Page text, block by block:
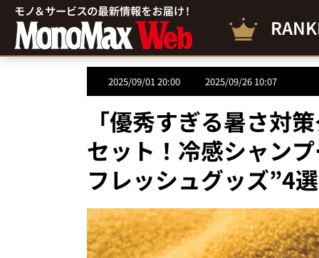
2025/09/01 20:00 2025/09/26 10:07
「優秀すぎる暑さ対
セット！冷感シャン
フレッシュグッズ”4